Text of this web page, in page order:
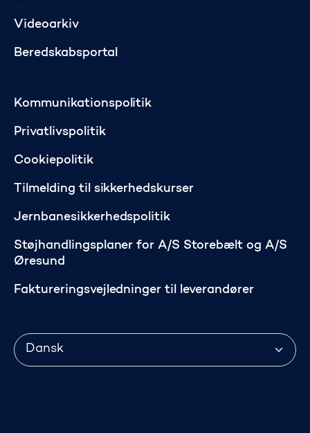
Videoarkiv
Beredskabsportal
Kommunikationspolitik
Privatlivspolitik
Cookiepolitik
Tilmelding til sikkerhedskurser
Jernbanesikkerhedspolitik
Støjhandlingsplaner for A/S Storebælt og A/S
Øresund
Faktureringsvejledninger til leverandører
Sprog